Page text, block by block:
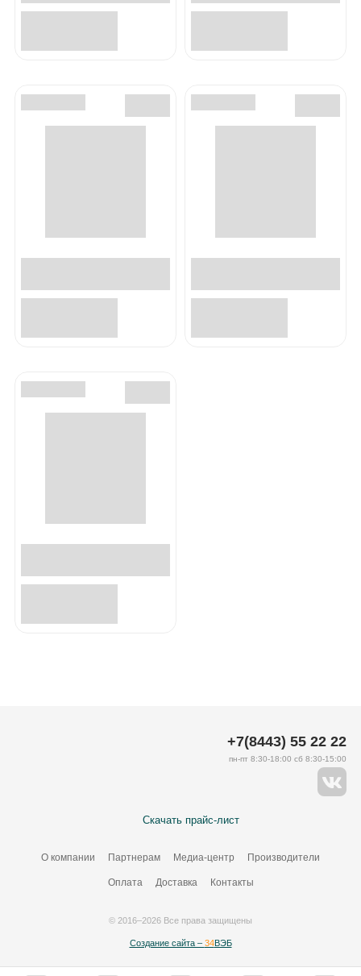
Скачать прайс-лист
О компании Партнерам Медиа-центр Производители
Оплата Доставка Контакты
+7(8443) 55 22 22
пн-пт 8:30-18:00 сб 8:30-15:00
© 2016–2026 Все права защищены
Создание сайта – 34ВЭБ